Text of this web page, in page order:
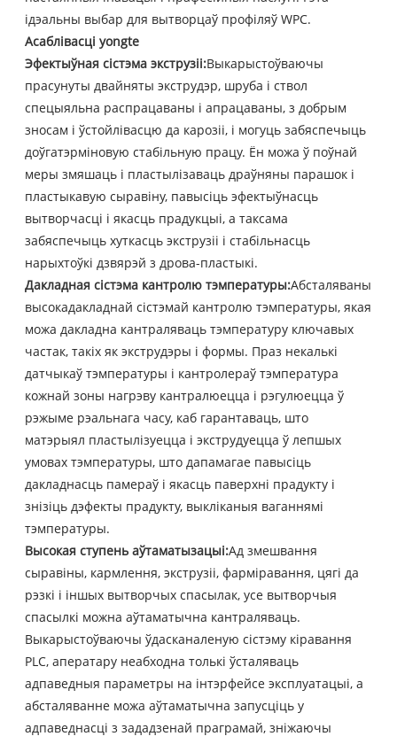
ідэальны выбар для вытворцаў профіляў WPC.
Асаблівасці yongte
Эфектыўная сістэма экструзіі:Выкарыстоўваючы
прасунуты двайняты экструдэр, шруба і ствол
спецыяльна распрацаваны і апрацаваны, з добрым
зносам і ўстойлівасцю да карозіі, і могуць забяспечыць
доўгатэрміновую стабільную працу. Ён можа ў поўнай
меры змяшаць і пластылізаваць драўняны парашок і
пластыкавую сыравіну, павысіць эфектыўнасць
вытворчасці і якасць прадукцыі, а таксама
забяспечыць хуткасць экструзіі і стабільнасць
нарыхтоўкі дзвярэй з дрова-пластыкі.
Дакладная сістэма кантролю тэмпературы:Абсталяваны
высокадакладнай сістэмай кантролю тэмпературы, якая
можа дакладна кантраляваць тэмпературу ключавых
частак, такіх як экструдэры і формы. Праз некалькі
датчыкаў тэмпературы і кантролераў тэмпература
кожнай зоны нагрэву кантралюецца і рэгулюецца ў
рэжыме рэальнага часу, каб гарантаваць, што
матэрыял пластылізуецца і экструдуецца ў лепшых
умовах тэмпературы, што дапамагае павысіць
дакладнасць памераў і якасць паверхні прадукту і
знізіць дэфекты прадукту, выкліканыя ваганнямі
тэмпературы.
Высокая ступень аўтаматызацыі:Ад змешвання
сыравіны, кармлення, экструзіі, фарміравання, цягі да
рэзкі і іншых вытворчых спасылак, усе вытворчыя
спасылкі можна аўтаматычна кантраляваць.
Выкарыстоўваючы ўдасканаленую сістэму кіравання
PLC, аператару неабходна толькі ўсталяваць
адпаведныя параметры на інтэрфейсе эксплуатацыі, а
абсталяванне можа аўтаматычна запусціць у
адпаведнасці з зададзенай праграмай, зніжаючы